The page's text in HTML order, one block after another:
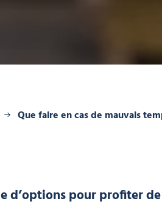
Que faire en cas de mauvais
pour profiter